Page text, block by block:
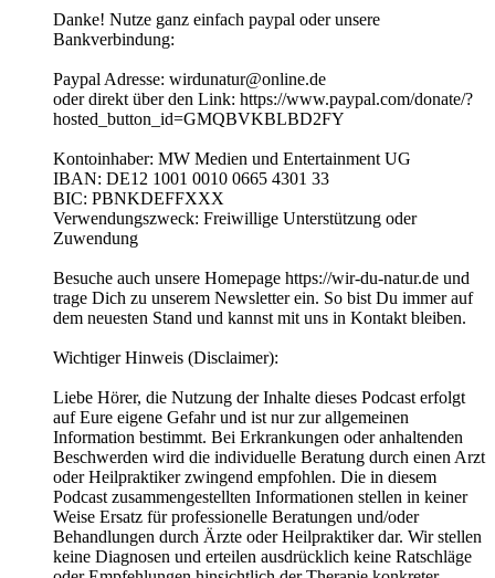
Danke! Nutze ganz einfach paypal oder unsere
Bankverbindung:
Paypal Adresse: wirdunatur@online.de
oder direkt über den Link: https://www.paypal.com/donate/?
hosted_button_id=GMQBVKBLBD2FY
Kontoinhaber: MW Medien und Entertainment UG
IBAN: DE12 1001 0010 0665 4301 33
BIC: PBNKDEFFXXX
Verwendungszweck: Freiwillige Unterstützung oder
Zuwendung
Besuche auch unsere Homepage https://wir-du-natur.de und
trage Dich zu unserem Newsletter ein. So bist Du immer auf
dem neuesten Stand und kannst mit uns in Kontakt bleiben.
Wichtiger Hinweis (Disclaimer):
Liebe Hörer, die Nutzung der Inhalte dieses Podcast erfolgt
auf Eure eigene Gefahr und ist nur zur allgemeinen
Information bestimmt. Bei Erkrankungen oder anhaltenden
Beschwerden wird die individuelle Beratung durch einen Arzt
oder Heilpraktiker zwingend empfohlen. Die in diesem
Podcast zusammengestellten Informationen stellen in keiner
Weise Ersatz für professionelle Beratungen und/oder
Behandlungen durch Ärzte oder Heilpraktiker dar. Wir stellen
keine Diagnosen und erteilen ausdrücklich keine Ratschläge